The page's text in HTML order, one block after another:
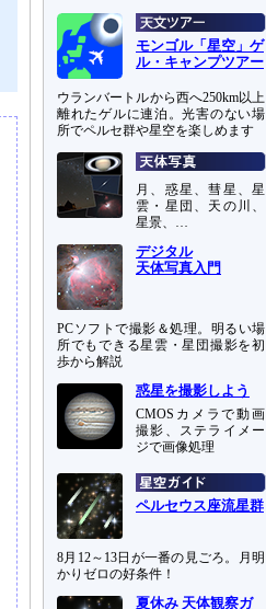
モンゴル「星空」ゲ
ル・キャンプツアー
ウランバートルから西へ250km以上
離れたゲルに連泊。光害のない場
所でペルセ群や星空を楽しめます
月、惑星、彗星、星
雲・星団、天の川、
星景、…
デジタル
天体写真入門
PCソフトで撮影＆処理。明るい場
所でもできる星雲・星団撮影を初
歩から解説
惑星を撮影しよう
CMOSカメラで動画
撮影、ステライメー
ジで画像処理
ペルセウス座流星群
8月12～13日が一番の見ごろ。月明
かりゼロの好条件！
夏休み 天体観察ガ